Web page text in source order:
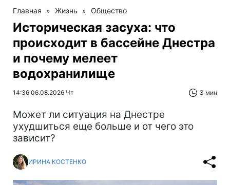
Главная » Жизнь » Общество
Историческая засуха: что
происходит в бассейне Днестра
и почему мелеет
водохранилище
14:36 06.08.2026 Чт 3 мин
Может ли ситуация на Днестре
ухудшиться еще больше и от чего это
зависит?
ИРИНА КОСТЕНКО